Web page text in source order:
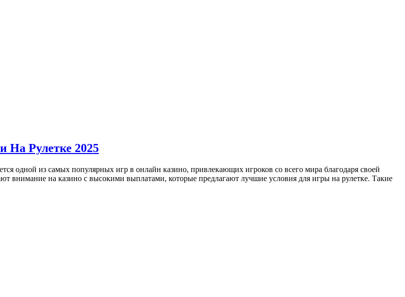
Рулетке 2025
одной из самых популярных игр в онлайн казино, привлекающих игроков со всего мира благодаря своей
внимание на казино с высокими выплатами, которые предлагают лучшие условия для игры на рулетке. Такие